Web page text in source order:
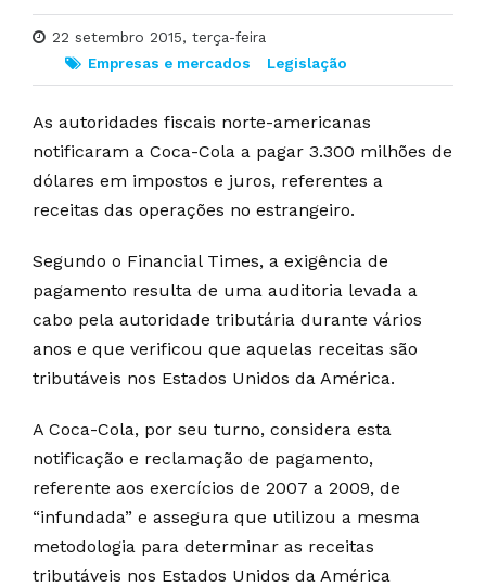
22 setembro 2015, terça-feira
Empresas e mercados
Legislação
As autoridades fiscais norte-americanas
notificaram a Coca-Cola a pagar 3.300 milhões de
dólares em impostos e juros, referentes a
receitas das operações no estrangeiro.
Segundo o Financial Times, a exigência de
pagamento resulta de uma auditoria levada a
cabo pela autoridade tributária durante vários
anos e que verificou que aquelas receitas são
tributáveis nos Estados Unidos da América.
A Coca-Cola, por seu turno, considera esta
notificação e reclamação de pagamento,
referente aos exercícios de 2007 a 2009, de
“infundada” e assegura que utilizou a mesma
metodologia para determinar as receitas
tributáveis nos Estados Unidos da América